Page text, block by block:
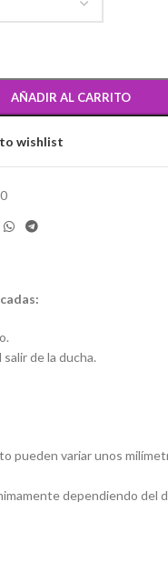
AÑADIR AL CARRITO
wishlist
de la ducha.
pueden variar unos
dependiendo del